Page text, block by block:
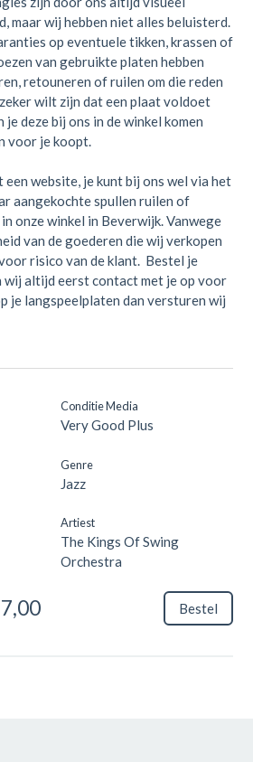
maar wij hebben niet alles beluisterd.
op eventuele tikken, krassen of
van gebruikte platen hebben
retouneren of ruilen om die reden
wilt zijn dat een plaat voldoet
je deze bij ons in de winkel komen
voor je koopt.
een website, je kunt bij ons wel via het
aangekochte spullen ruilen of
onze winkel in Beverwijk. Vanwege
van de goederen die wij verkopen
risico van de klant. Bestel je
wij altijd eerst contact met je op voor
je langspeelplaten dan versturen wij
Conditie Media
Very Good Plus
Genre
Jazz
Artiest
The Kings Of Swing
Orchestra
Bestel